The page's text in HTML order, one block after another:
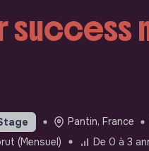
Pantin, France
(Mensuel)
De 0 à 3